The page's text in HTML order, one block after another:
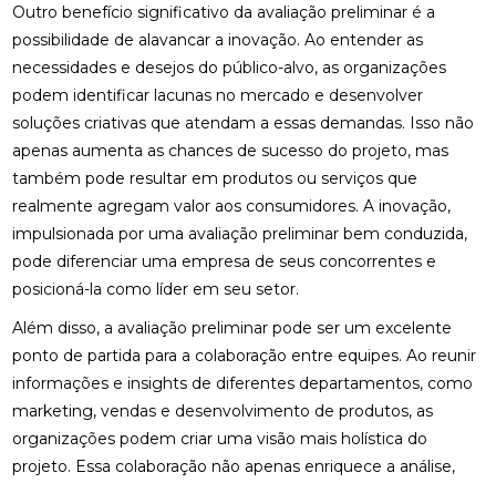
Outro benefício significativo da avaliação preliminar é a
possibilidade de alavancar a inovação. Ao entender as
necessidades e desejos do público-alvo, as organizações
podem identificar lacunas no mercado e desenvolver
soluções criativas que atendam a essas demandas. Isso não
apenas aumenta as chances de sucesso do projeto, mas
também pode resultar em produtos ou serviços que
realmente agregam valor aos consumidores. A inovação,
impulsionada por uma avaliação preliminar bem conduzida,
pode diferenciar uma empresa de seus concorrentes e
posicioná-la como líder em seu setor.
Além disso, a avaliação preliminar pode ser um excelente
ponto de partida para a colaboração entre equipes. Ao reunir
informações e insights de diferentes departamentos, como
marketing, vendas e desenvolvimento de produtos, as
organizações podem criar uma visão mais holística do
projeto. Essa colaboração não apenas enriquece a análise,